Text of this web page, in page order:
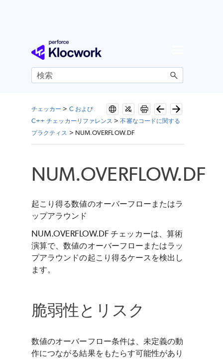
メイン コンテンツにスキップ
チェッカー > C および
C++ チェッカーリファレンス >不審なコードに関する
プラクティス > NUM.OVERFLOW.DF
NUM.OVERFLOW.DF
起こり得る数値のオーバーフローまたはラ
ップアラウンド
NUM.OVERFLOW.DF チェッカーは、算術
演算で、数値のオーバーフローまたはラッ
プアラウンドの起こり得るケースを検出し
ます。
脆弱性とリスク
数値のオーバーフロー条件は、未定義の動
作につながる結果をもたらす可能性があり